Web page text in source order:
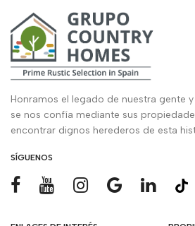
Honramos el legado de nuestra gente
se nos confía mediante sus
encontrar dignos herederos de esta
SÍGUENOS